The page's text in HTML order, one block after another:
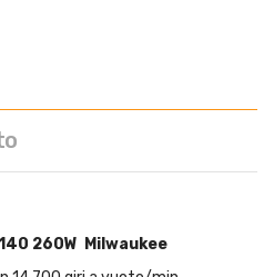
260W Milwaukee